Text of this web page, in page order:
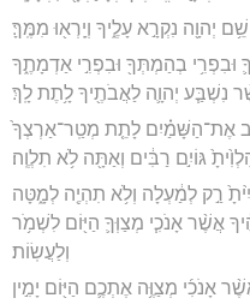
יְהוָ֖ה נִקְרָ֣א עָלֶ֑יךָ וְיָֽרְא֖וּ מִמֶּֽךָּ׃
וּבִפְרִ֥י בְהַמְתְּךָ֖ וּבִפְרִ֣י אַדְמָתֶ֑ךָ
נִשְׁבַּ֧ע יְהוָ֛ה לַאֲבֹתֶ֖יךָ לָ֥תֶת לָֽךְ׃
אֶת־הַשָּׁמַ֗יִם לָתֵ֤ת מְטַֽר־אַרְצְךָ֙
גּוֹיִ֣ם רַבִּ֔ים וְאַתָּ֖ה לֹ֥א תִלְוֶֽה׃
רַ֣ק לְמַ֔עְלָה וְלֹ֥א תִהְיֶ֖ה לְמָ֑טָּה
אֲשֶׁ֨ר אָנֹכִ֧י מְצַוְּךָ֛ הַיּ֖וֹם לִשְׁמֹ֥ר
וְלַעֲשֽׂוֹת׃
אָנֹכִ֜י מְצַוֶּ֥ה אֶתְכֶ֛ם הַיּ֖וֹם יָמִ֣ין